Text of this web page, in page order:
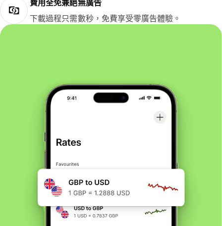
費用全免兼絕無廣告
下載過程只需數秒，免費享受零廣告體驗。